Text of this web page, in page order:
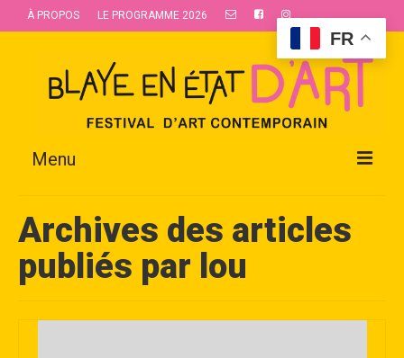
À PROPOS LE PROGRAMME 2026
Menu
BLAYE EN ÉTAT D’ART
BLAYE LES HOSPICES DES ARTS
DEVENIR BÉNÉVOLE
Archives des articles
publiés par lou
FR